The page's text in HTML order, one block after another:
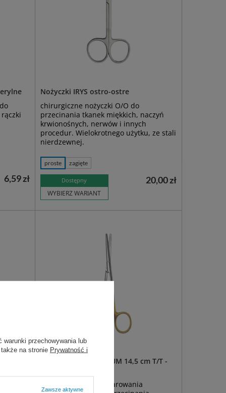
6,59 zł
Nożyczki IRYS ostro-ostre
chirurgiczne nożyczki O/O do
przecinania tkanek miękkich, naczyń
krwionośnych, nerwów i innych
procedur. Wielokrotnego użytku, ze stali
nierdzewnej.
proste zagięte
Dostępny
WYBIERZ WARIANT
20,00 zł
Nożyczki METZENBAUM 14,5 cm T/T -
chirurgiczne do preparowania
warunki przechowywania lub
na stronie Prywatność i
Zawsze aktywne